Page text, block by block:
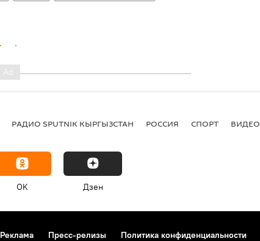
РАДИО SPUTNIK КЫРГЫЗСТАН РОССИЯ СПОРТ ВИДЕО
OK Дзен
Реклама Пресс-релизы Политика конфиденциальности